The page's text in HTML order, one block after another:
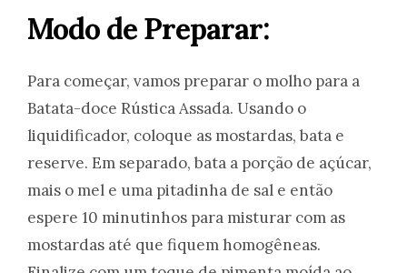
Modo de Preparar:
Para começar, vamos preparar o molho para a
Batata-doce Rústica Assada. Usando o
liquidificador, coloque as mostardas, bata e
reserve. Em separado, bata a porção de açúcar,
mais o mel e uma pitadinha de sal e então
espere 10 minutinhos para misturar com as
mostardas até que fiquem homogêneas.